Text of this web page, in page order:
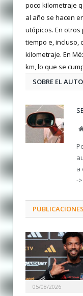
poco kilometraje
al año se hacen
utópicos. En
tiempo e, incluso,
kilometraje. En
km, lo que se
SOBRE EL
a
->
05/08/2026